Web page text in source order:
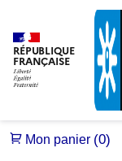
RÉPUBLIQUE
FRANÇAISE